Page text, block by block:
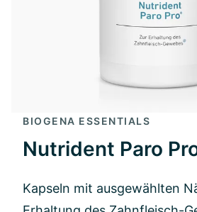
BIOGENA ESSENTIALS
Nutrident Paro
Kapseln mit ausgewählten